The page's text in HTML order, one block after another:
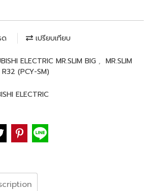
ด เปรียบเทียบ
ELECTRIC MR.SLIM BIG , MR.SLIM
(PCY-SM)
ELECTRIC